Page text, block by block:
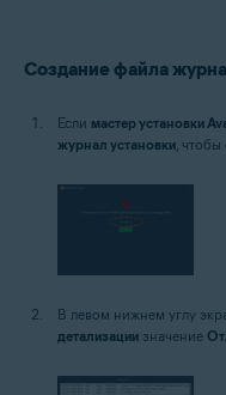
Enterprise / Ultimate — SP 1
64-разрядная версия
Создание файла
Если мастер установки
журнал установки, чтобы
В левом нижнем углу
детализации значение